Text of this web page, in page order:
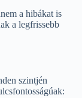
a hibákat is
a legfrissebb
szintjén